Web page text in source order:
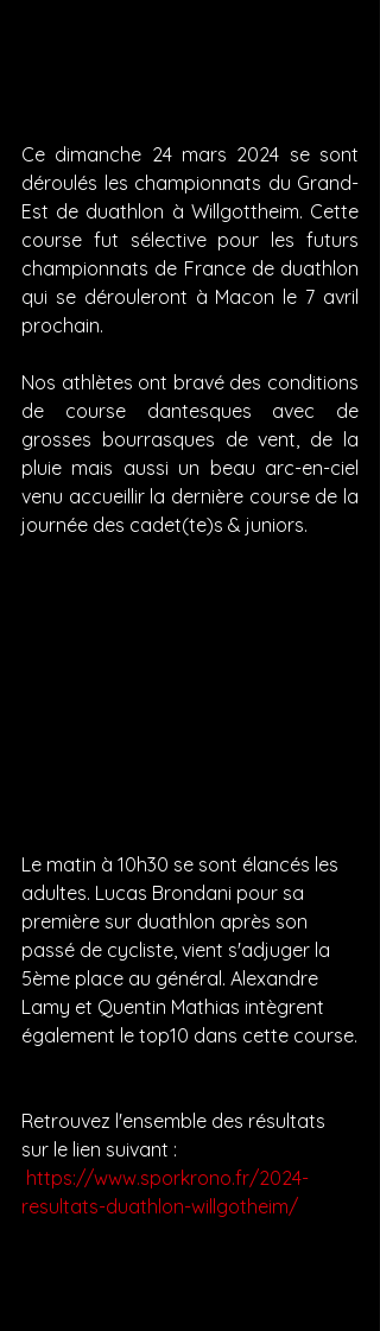
Ce dimanche 24 mars 2024 se sont
déroulés les championnats du Grand-
Est de duathlon à Willgottheim. Cette
course fut sélective pour les futurs
championnats de France de duathlon
qui se dérouleront à Macon le 7 avril
prochain.
Nos athlètes ont bravé des conditions
de course dantesques avec de
grosses bourrasques de vent, de la
pluie mais aussi un beau arc-en-ciel
venu accueillir la dernière course de la
journée des cadet(te)s & juniors.
Le matin à 10h30 se sont élancés les
adultes. Lucas Brondani pour sa
première sur duathlon après son
passé de cycliste, vient s'adjuger la
5ème place au général. Alexandre
Lamy et Quentin Mathias intègrent
également le top10 dans cette course.
Retrouvez l'ensemble des résultats
sur le lien suivant :
https://www.sporkrono.fr/2024-
resultats-duathlon-willgotheim/